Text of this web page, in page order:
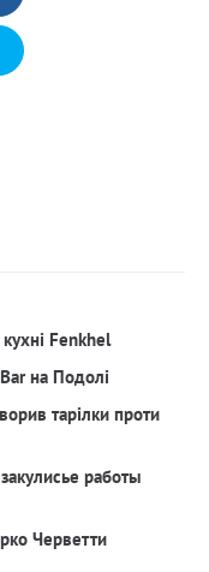
Fenkhel
на Подолі
тарілки проти
работы
Черветти